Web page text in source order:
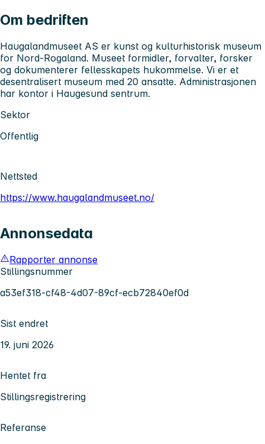
Om bedriften
Haugalandmuseet AS er kunst og kulturhistorisk museum
for Nord-Rogaland. Museet formidler, forvalter, forsker
og dokumenterer fellesskapets hukommelse. Vi er et
desentralisert museum med 20 ansatte. Administrasjonen
har kontor i Haugesund sentrum.
Sektor
Offentlig
Nettsted
https://www.haugalandmuseet.no/
Annonsedata
Rapporter annonse
Stillingsnummer
a53ef318-cf48-4d07-89cf-ecb72840ef0d
Sist endret
19. juni 2026
Hentet fra
Stillingsregistrering
Referanse